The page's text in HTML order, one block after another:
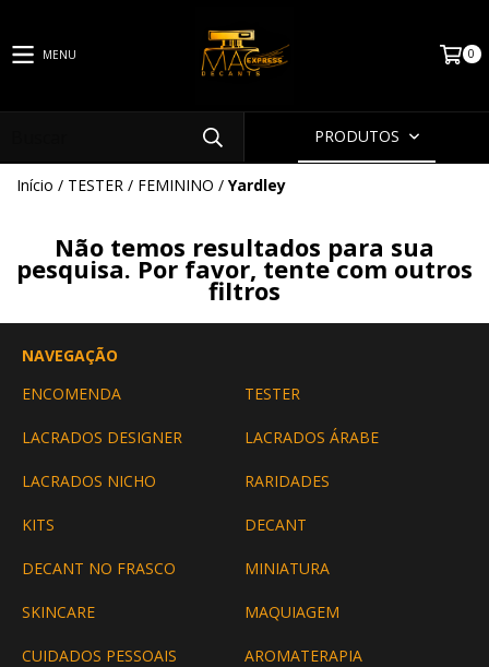
MENU 0
PRODUTOS
Início / TESTER / FEMININO / Yardley
Não temos resultados para sua
pesquisa. Por favor, tente com outros
filtros
NAVEGAÇÃO
ENCOMENDA
TESTER
LACRADOS DESIGNER LACRADOS ÁRABE
LACRADOS NICHO RARIDADES
KITS DECANT
DECANT NO FRASCO MINIATURA
SKINCARE MAQUIAGEM
CUIDADOS PESSOAIS AROMATERAPIA